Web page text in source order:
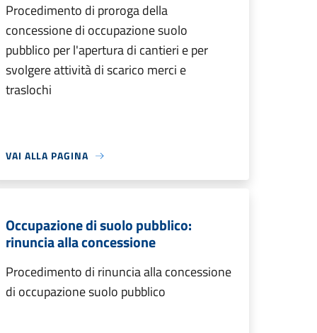
Procedimento di proroga della
concessione di occupazione suolo
pubblico per l'apertura di cantieri e per
svolgere attività di scarico merci e
traslochi
VAI ALLA PAGINA
Occupazione di suolo pubblico:
rinuncia alla concessione
Procedimento di rinuncia alla concessione
di occupazione suolo pubblico